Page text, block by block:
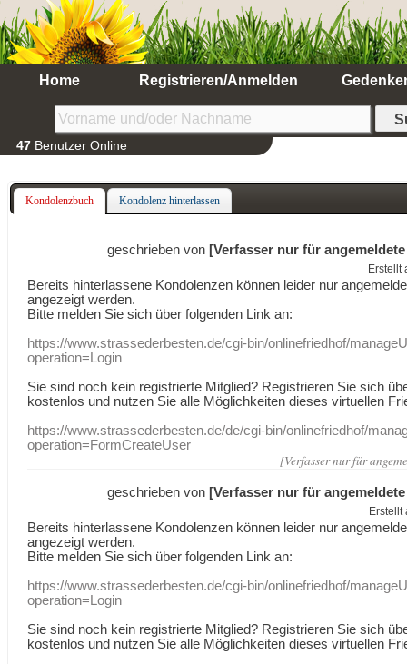
Home Registrieren/Anmelden
47 Benutzer Online
Kondolenzbuch Kondolenz hinterlassen
geschrieben von [Verfasser nur für
Erstellt
Bereits hinterlassene Kondolenzen können leider nur
angezeigt werden.
Bitte melden Sie sich über folgenden Link an:
https://www.strassederbesten.de/cgi-bin/onlinefriedhof/
operation=Login
Sie sind noch kein registrierte Mitglied? Registrieren Sie sich
kostenlos und nutzen Sie alle Möglichkeiten dieses virtuellen
https://www.strassederbesten.de/de/cgi-bin/onlinefriedhof/
operation=FormCreateUser
[Verfasser nur für
geschrieben von [Verfasser nur für
Erstellt
Bereits hinterlassene Kondolenzen können leider nur
angezeigt werden.
Bitte melden Sie sich über folgenden Link an:
https://www.strassederbesten.de/cgi-bin/onlinefriedhof/
operation=Login
Sie sind noch kein registrierte Mitglied? Registrieren Sie sich
kostenlos und nutzen Sie alle Möglichkeiten dieses virtuellen